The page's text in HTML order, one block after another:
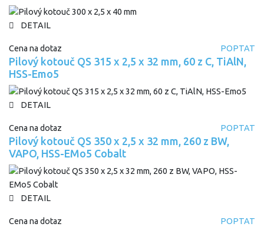
DETAIL
Cena na dotaz POPTAT
Pilový kotouč QS 315 x 2,5 x 32 mm, 60 z C, TiAlN,
HSS-Emo5
DETAIL
Cena na dotaz POPTAT
Pilový kotouč QS 350 x 2,5 x 32 mm, 260 z BW,
VAPO, HSS-EMo5 Cobalt
DETAIL
Cena na dotaz POPTAT